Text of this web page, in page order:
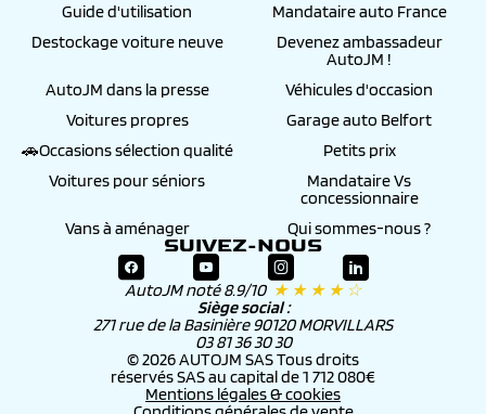
Guide d'utilisation
Mandataire auto France
Destockage voiture neuve
Devenez ambassadeur
AutoJM !
AutoJM dans la presse
Véhicules d'occasion
Voitures propres
Garage auto Belfort
🚗Occasions sélection qualité
Petits prix
Voitures pour séniors
Mandataire Vs
concessionnaire
Vans à aménager
Qui sommes-nous ?
SUIVEZ-NOUS
AutoJM noté 8.9/10 ★ ★ ★ ★ ☆
Siège social :
271 rue de la Basinière 90120 MORVILLARS
03 81 36 30 30
© 2026 AUTOJM SAS Tous droits
réservés SAS au capital de 1 712 080€
Mentions légales & cookies